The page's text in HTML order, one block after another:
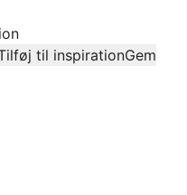
til inspirationGem